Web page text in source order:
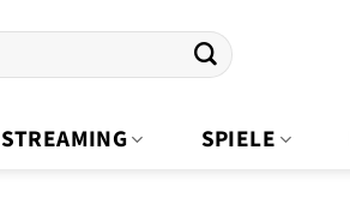
STREAMING SPIELE